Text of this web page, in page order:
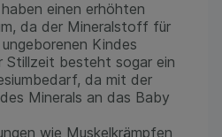
Sie optimieren können,
Website aber auch die
möglichst relevant für Sie
Sie, dass Daten
wie z.B. Google oder
werden.
einen erhöhten
da der Mineralstoff für
Kindes
Stillzeit besteht sogar ein
da mit der
Minerals an das Baby
wie Muskelkrämpfen